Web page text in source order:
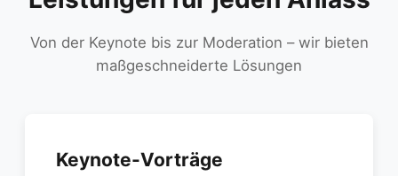
Von der Keynote bis zur Moderation – wir bieten
maßgeschneiderte Lösungen
Keynote-Vorträge